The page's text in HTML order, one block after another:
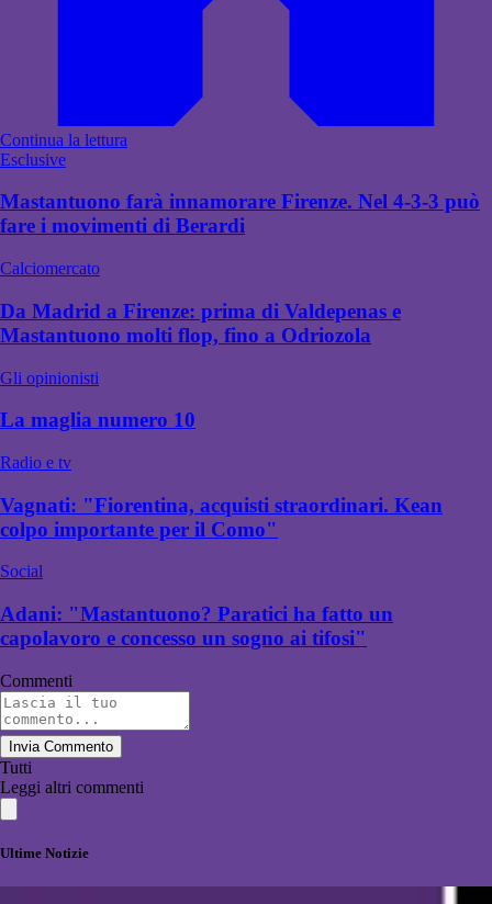
Continua la lettura
Esclusive
Mastantuono farà innamorare Firenze. Nel 4-3-3 può
fare i movimenti di Berardi
Calciomercato
Da Madrid a Firenze: prima di Valdepenas e
Mastantuono molti flop, fino a Odriozola
Gli opinionisti
La maglia numero 10
Radio e tv
Vagnati: "Fiorentina, acquisti straordinari. Kean
colpo importante per il Como"
Social
Adani: "Mastantuono? Paratici ha fatto un
capolavoro e concesso un sogno ai tifosi"
Commenti
Invia Commento
Tutti
Leggi altri commenti
Ultime Notizie